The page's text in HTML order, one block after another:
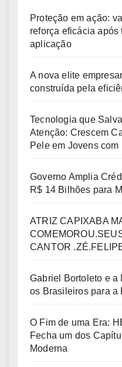
Proteção em ação:
reforça eficácia após
aplicação
A nova elite
construída pela
Tecnologia que
Atenção: Crescem
Pele em Jovens com
Governo Amplia
R$ 14 Bilhões para
ATRIZ CAPIXABA
CANTOR
Gabriel Bortoleto e a
os Brasileiros para a
O Fim de uma Era:
Fecha um dos
Moderna